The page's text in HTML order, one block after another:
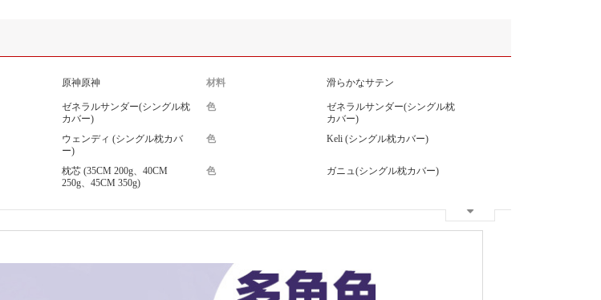
原神原神 材料 滑らかなサテン
ゼネラルサンダー(シングル枕
カバー)
色
ゼネラルサンダー(シングル枕
カバー)
ウェンディ (シングル枕カバ
ー)
色 Keli (シングル枕カバー)
枕芯 (35CM 200g、40CM
250g、45CM 350g)
色 ガニュ(シングル枕カバー)